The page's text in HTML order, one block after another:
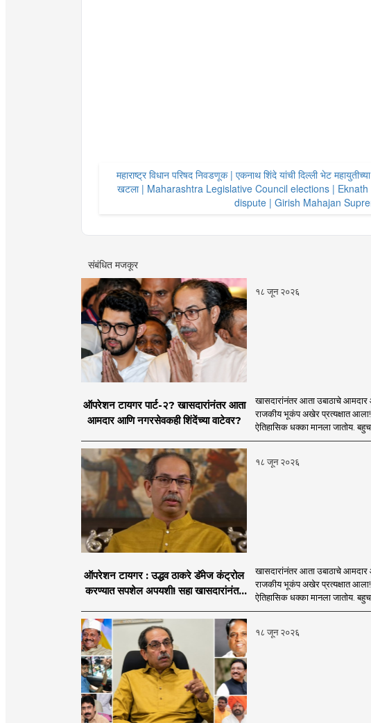
महाराष्ट्र विधान परिषद निवडणूक | एकनाथ शिंदे यांची दिल्ली भेट
खटला | Maharashtra Legislative Council elections |
dispute | Girish Mahajan
संबंधित मजकूर
१८ जून २०२६
ऑपरेशन टायगर पार्ट-२? खासदारांनंतर आता
आमदार आणि नगरसेवकही शिंदेंच्या वाटेवर?
खासदारांनंतर आता उबाठाचे आमदार
राजकीय भूकंप अखेर प्रत्यक्षात आला!
ऐतिहासिक धक्का मानला जातोय.
१८ जून २०२६
ऑपरेशन टायगर : उद्धव ठाकरे डॅमेज कंट्रोल
करण्यात सपशेल अपयशी! सहा खासदारांनंतर
चर्चा सुरू
खासदारांनंतर आता उबाठाचे आमदार
राजकीय भूकंप अखेर प्रत्यक्षात आला!
ऐतिहासिक धक्का मानला जातोय.
१८ जून २०२६